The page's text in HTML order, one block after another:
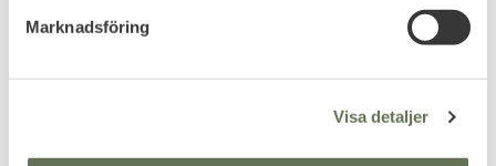
Marknadsföring
Visa detaljer
79KR
Emergency sax plus 5 verktyg.